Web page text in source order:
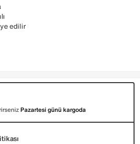
edilir
Pazartesi günü kargoda